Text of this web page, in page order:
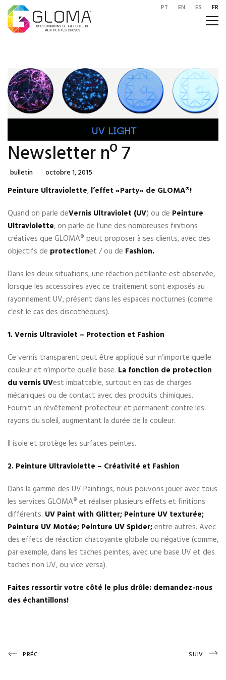
PT EN ES FR
Newsletter nº 7
Categories
Bulletin Posted
On
Octobre 1, 2015
Peinture Ultraviolette, l’effet «Party» de GLOMA®!
Quand on parle deVernis Ultraviolet (UV) ou de Peinture
Ultraviolette, on parle de l’une des nombreuses finitions
créatives que GLOMA® peut proposer à ses clients, avec des
objectifs de protectionet / ou de Fashion.
Dans les deux situations, une réaction pétillante est observée,
lorsque les accessoires avec ce traitement sont exposés au
rayonnement UV, présent dans les espaces nocturnes (comme
c’est le cas des discothèques).
1. Vernis Ultraviolet – Protection et Fashion
Ce vernis transparent peut être appliqué sur n’importe quelle
couleur et n’importe quelle base. La fonction de protection
du vernis UVest imbattable, surtout en cas de charges
mécaniques ou de contact avec des produits chimiques.
Fournit un revêtement protecteur et permanent contre les
rayons du soleil, augmentant la durée de la couleur.
Il isole et protège les surfaces peintes.
2. Peinture Ultraviolette – Créativité et Fashion
Dans la gamme des UV Paintings, nous pouvons jouer avec tous
les services GLOMA® et réaliser plusieurs effets et finitions
différents: UV Paint with Glitter; Peinture UV texturée;
Peinture UV Motée; Peinture UV Spider;entre autres. Avec
des effets de réaction chatoyante globale ou négative (comme,
par exemple, dans les taches peintes, avec une base UV et des
taches non UV, ou vice versa).
Faites ressortir votre côté le plus drôle: demandez-nous
des échantillons!
Navigation
Previous
PRÉC
Next
SUIV